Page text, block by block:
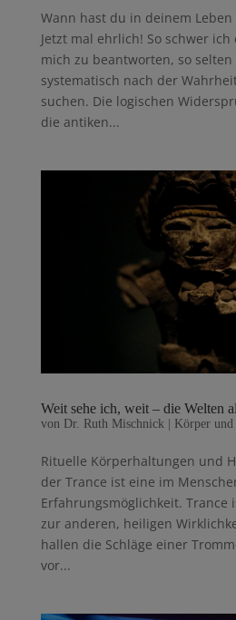
Wann hast du in deinem
Jetzt mal ehrlich! So schwer
mich zu beantworten, so
sys­tematisch nach der
suchen. Die logischen
die antiken...
Weit sehe ich, weit – die Welten
von Dr. Ruth Mischnick| Körper und
Rituelle Körperhaltungen und
der Trance ist eine im
Erfahrungsmöglichkeit. Trance
zur anderen, heiligen
hallen die Schläge einer
vor...